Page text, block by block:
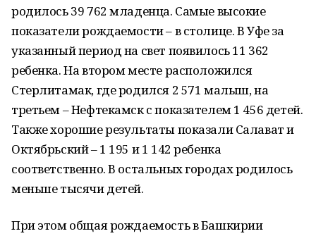
родилось 39 762 младенца. Самые высокие
показатели рождаемости – в столице. В Уфе за
указанный период на свет появилось 11 362
ребенка. На втором месте расположился
Стерлитамак, где родился 2 571 малыш, на
третьем – Нефтекамск с показателем 1 456 детей.
Также хорошие результаты показали Салават и
Октябрьский – 1 195 и 1 142 ребенка
соответственно. В остальных городах родилось
меньше тысячи детей.
При этом общая рождаемость в Башкирии